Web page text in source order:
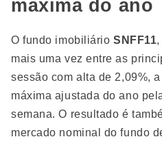
máxima do ano
O fundo imobiliário SNFF11
mais uma vez entre as
sessão com alta de 2,09%,
máxima ajustada do ano
semana. O resultado é
mercado nominal do fundo